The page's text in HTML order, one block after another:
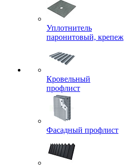
Уплотнитель
паронитовый, крепеж
Кровельный
профлист
Фасадный профлист